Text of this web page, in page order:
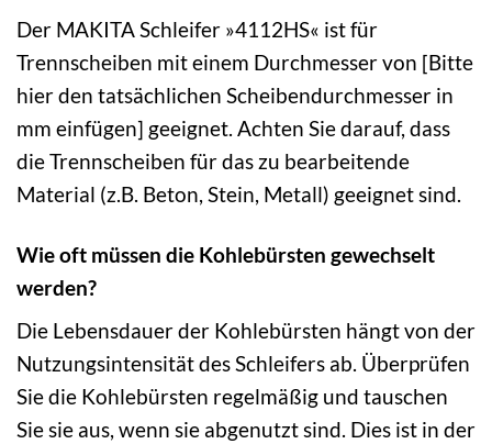
Der MAKITA Schleifer »4112HS« ist für
Trennscheiben mit einem Durchmesser von [Bitte
hier den tatsächlichen Scheibendurchmesser in
mm einfügen] geeignet. Achten Sie darauf, dass
die Trennscheiben für das zu bearbeitende
Material (z.B. Beton, Stein, Metall) geeignet sind.
Wie oft müssen die Kohlebürsten gewechselt
werden?
Die Lebensdauer der Kohlebürsten hängt von der
Nutzungsintensität des Schleifers ab. Überprüfen
Sie die Kohlebürsten regelmäßig und tauschen
Sie sie aus, wenn sie abgenutzt sind. Dies ist in der